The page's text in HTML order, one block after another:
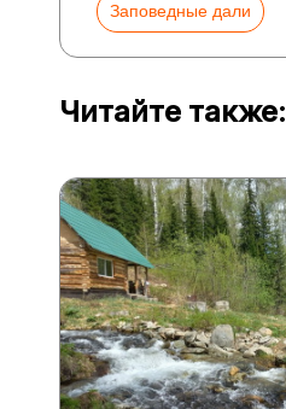
Заповедные дали
Читайте также: